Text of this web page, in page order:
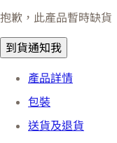
抱歉，此產品暫時缺貨
到貨通知我
產品詳情
包裝
送貨及退貨